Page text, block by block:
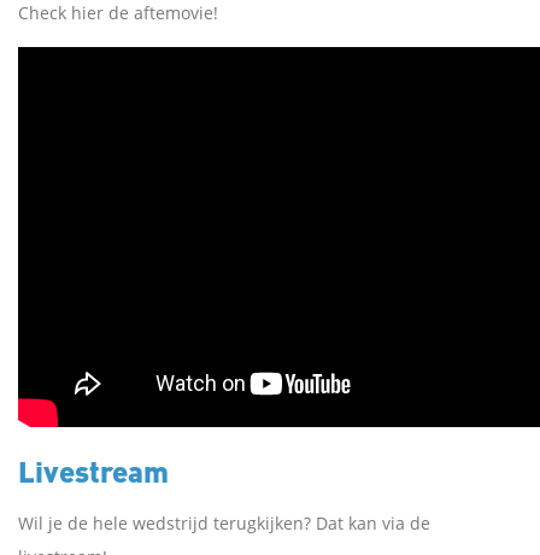
Check hier de aftemovie!
Livestream
Wil je de hele wedstrijd terugkijken? Dat kan via de